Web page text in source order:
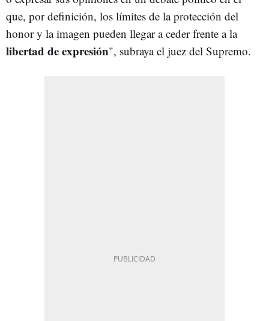
que, por definición, los límites de la protección del
honor y la imagen pueden llegar a ceder frente a la
libertad de expresión", subraya el juez del Supremo.